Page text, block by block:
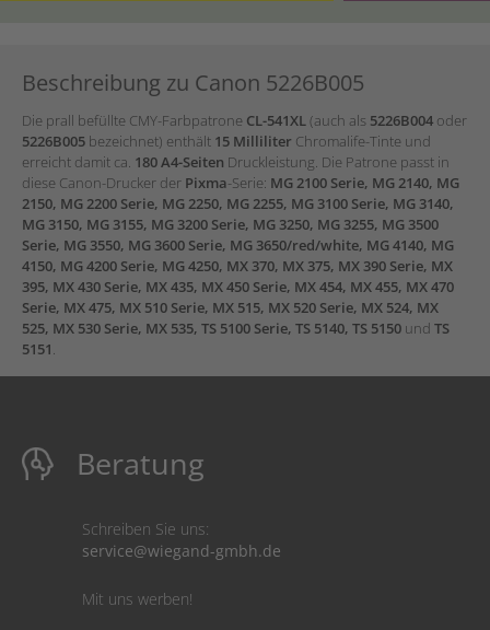
Beschreibung zu Canon 5226B005
Die prall befüllte CMY-Farbpatrone CL-541XL(auch als 5226B004 oder
5226B005 bezeichnet) enthält 15 Milliliter Chromalife-Tinte und
erreicht damit ca. 180 A4-Seiten Druckleistung. Die Patrone passt in
diese Canon-Drucker der Pixma-Serie: MG 2100 Serie, MG 2140, MG
2150, MG 2200 Serie, MG 2250, MG 2255, MG 3100 Serie, MG 3140,
MG 3150, MG 3155, MG 3200 Serie, MG 3250, MG 3255, MG 3500
Serie, MG 3550, MG 3600 Serie, MG 3650/red/white, MG 4140, MG
4150, MG 4200 Serie, MG 4250, MX 370, MX 375, MX 390 Serie, MX
395, MX 430 Serie, MX 435, MX 450 Serie, MX 454, MX 455, MX 470
Serie, MX 475, MX 510 Serie, MX 515, MX 520 Serie, MX 524, MX
525, MX 530 Serie, MX 535, TS 5100 Serie, TS 5140, TS 5150 und TS
5151.
Beratung
Schreiben Sie uns:
service@wiegand-gmbh.de
Mit uns werben!